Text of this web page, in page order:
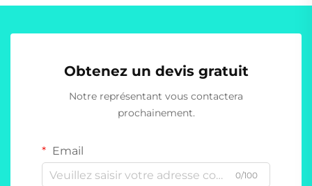
Obtenez un devis gratuit
Notre représentant vous contactera
prochainement.
Email
0/100